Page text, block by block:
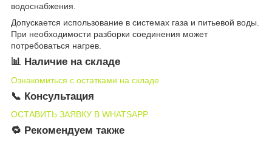
водоснабжения.
Допускается использование в системах газа и питьевой воды.
При необходимости разборки соединения может
потребоваться нагрев.
📊 Наличие на складе
Ознакомиться с остатками на складе
📞 Консультация
ОСТАВИТЬ ЗАЯВКУ В WHATSAPP
🔁 Рекомендуем также